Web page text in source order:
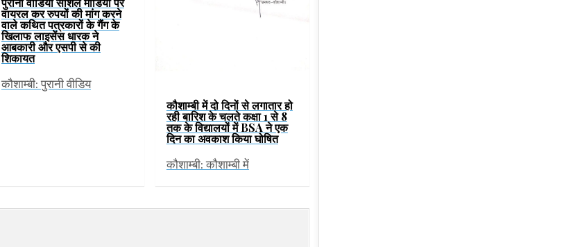
वायरल कर रुपयों की मांग करने
वाले कथित पत्रकारों के गैंग के
खिलाफ लाइसेंस धारक ने
आबकारी और एसपी से की
शिकायत
कौशाम्बी: पुरानी वीडिय
कौशाम्बी में दो दिनों से लगातार हो
रही बारिश के चलते कक्षा 1 से 8
तक के विद्यालयों में BSA ने एक
दिन का अवकाश किया घोषित
कौशाम्बी: कौशाम्बी में